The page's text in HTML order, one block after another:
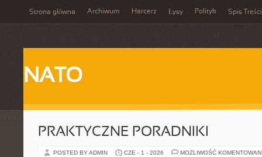
Strona główna Archiwum Harcerz Łysy Polityk Spis Treści
NATO
PRAKTYCZNE PORADNIKI
POSTED BY ADMIN CZE - 1 - 2026 MOŻLIWOŚĆ